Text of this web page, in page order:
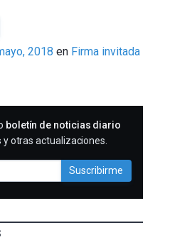
2018 en Firma invitada
boletín de noticias diario
otras actualizaciones.
Suscribirme